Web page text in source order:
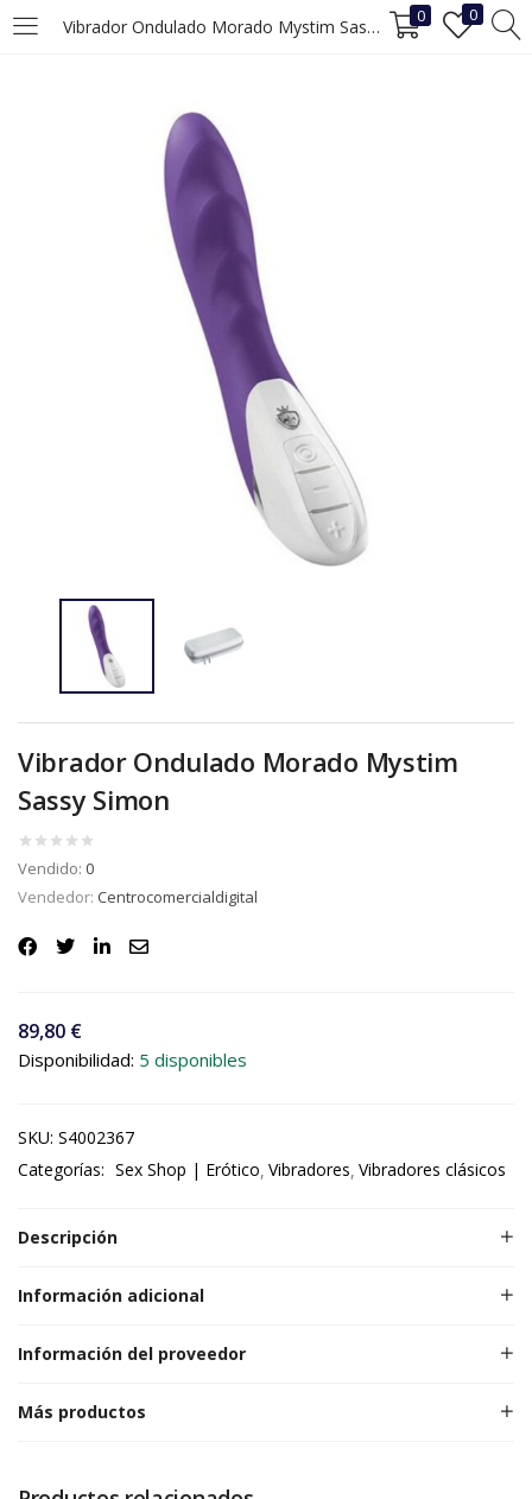
Vibrador Ondulado Morado Mystim Sassy Simon 0 0
INICIAR SESIÓN REGISTRO
Ingrese su nombre de usuario y contraseña para iniciar sesión.
Iniciar Sesión
¿Ha perdido la contraseña?
Vibrador Ondulado Morado Mystim
Sassy Simon
Vendido: 0
Vendedor: Centrocomercialdigital
89,80 €
Disponibilidad: 5 disponibles
SKU: S4002367
Categorías: Sex Shop | Erótico Vibradores Vibradores clásicos
Descripción
Información adicional
Información del proveedor
Más productos